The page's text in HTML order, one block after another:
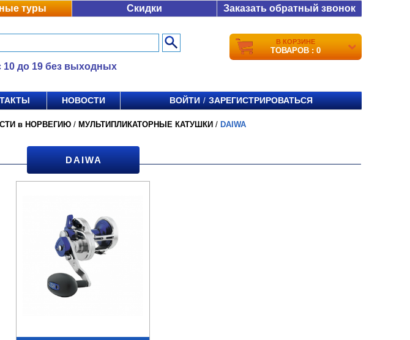
туры Скидки Заказать обратный звонок
10 до 19 без выходных
В КОРЗИНЕ
ТОВАРОВ : 0
НОВОСТИ ВОЙТИ / ЗАРЕГИСТРИРОВАТЬСЯ
в НОРВЕГИЮ / МУЛЬТИПЛИКАТОРНЫЕ КАТУШКИ / DAIWA
DAIWA